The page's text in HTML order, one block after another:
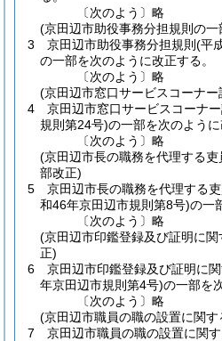
〔次のよう〕略
(京田辺市助役事務分担規則の一
3
京田辺市助役事務分担規則 (平
の一部を次のように改正する。
〔次のよう〕略
(京田辺市窓口サービスコーナ
4
京田辺市窓口サービスコーナー
規則第24号)の一部を次のように
〔次のよう〕略
(京田辺市長の職務を代理する
部改正)
5
京田辺市長の職務を代理する
和46年京田辺市規則第8号)の一
〔次のよう〕略
(京田辺市印鑑登録及び証明に
正)
6
京田辺市印鑑登録及び証明に
年京田辺市規則第4号)の一部を
〔次のよう〕略
(京田辺市職員の職の設置に関
7
京田辺市職員の職の設置に関す